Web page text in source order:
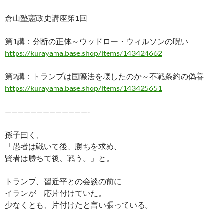
倉山塾憲政史講座第1回
第1講：分断の正体～ウッドロー・ウィルソンの呪い
https://kurayama.base.shop/items/143424662
第2講：トランプは国際法を壊したのか～不戦条約の偽善
https://kurayama.base.shop/items/143425651
—————————————-
孫子曰く、
「愚者は戦いて後、勝ちを求め、
賢者は勝ちて後、戦う。」と。
トランプ、習近平との会談の前に
イランが一応片付けていた。
少なくとも、片付けたと言い張っている。